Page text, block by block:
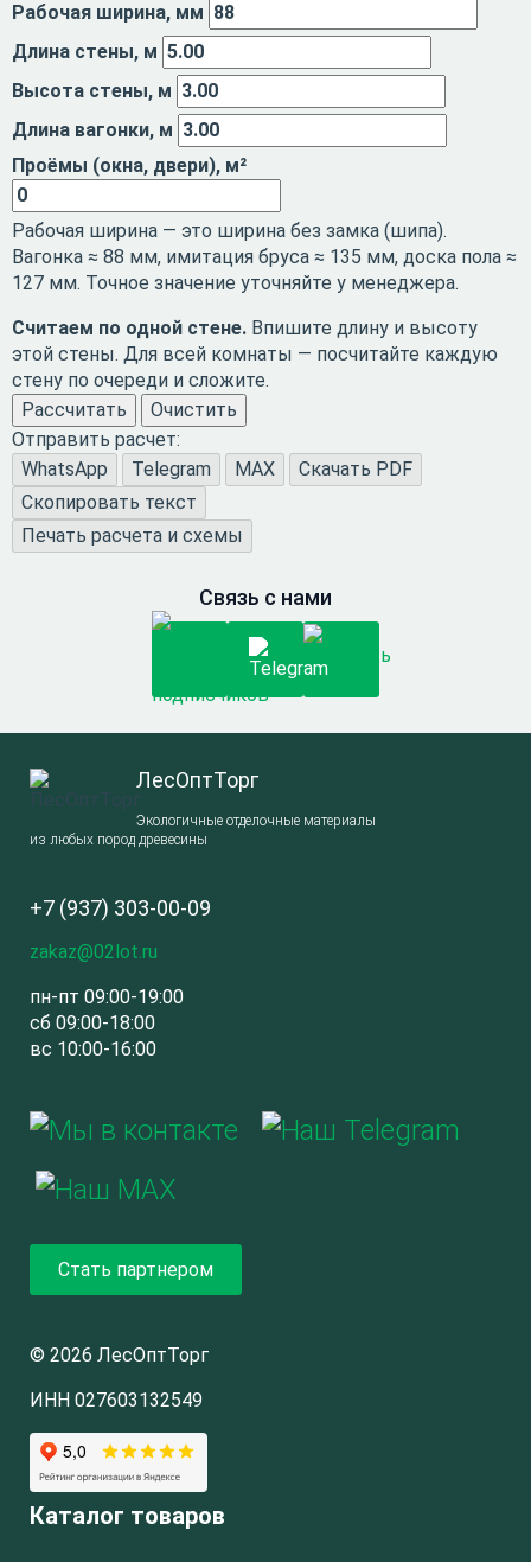
Рабочая ширина, мм
Длина стены, м
Высота стены, м
Длина вагонки, м
Проёмы (окна, двери), м²
Рабочая ширина — это ширина без замка (шипа).
Вагонка ≈ 88 мм, имитация бруса ≈ 135 мм, доска пола ≈
127 мм. Точное значение уточняйте у менеджера.
Считаем по одной стене. Впишите длину и высоту
этой стены. Для всей комнаты — посчитайте каждую
стену по очереди и сложите.
Рассчитать
Очистить
Отправить расчет:
WhatsApp
Telegram MAX
Скачать PDF
Скопировать текст
Печать расчета и схемы
Связь с нами
ЛесОптТорг
Экологичные отделочные материалы
из любых пород древесины
+7 (937) 303-00-09
zakaz@02lot.ru
пн-пт 09:00-19:00
сб 09:00-18:00
вс 10:00-16:00
Стать партнером
© 2026 ЛесОптТорг
ИНН 027603132549
Каталог товаров